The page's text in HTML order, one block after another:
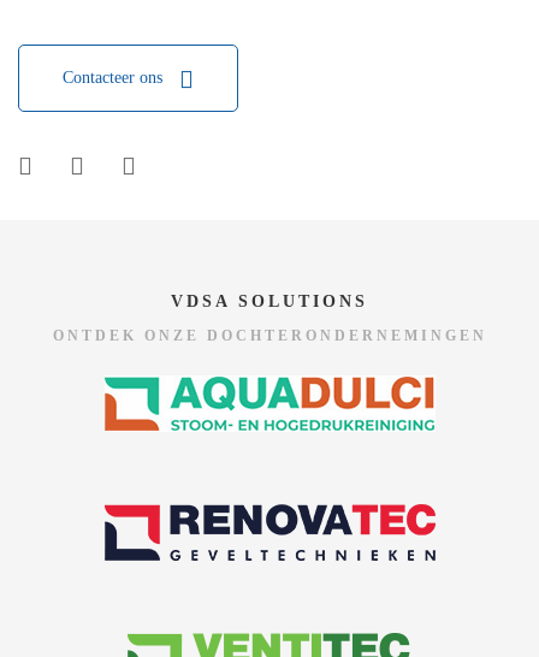
Contacteer ons
VDSA SOLUTIONS
ONTDEK ONZE DOCHTERONDERNEMINGEN